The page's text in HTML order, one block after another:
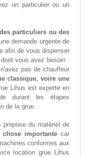
un particulier ou un
particuliers ou des
demande urgente de
afin de vous dispenser
vous avez besoin :
pas de chauffeur
classique, voire une
Lihus est experte en
durant les étapes
de la grue.
propose du matériel de
chose importante car
conformes aux
location grue Lihus